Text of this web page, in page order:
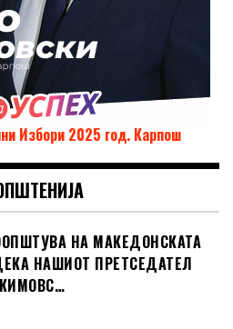
Избори 2025 год. Карпош
НА МАКЕДОНСКАТА
НАШИОТ ПРЕТСЕДАТЕЛ